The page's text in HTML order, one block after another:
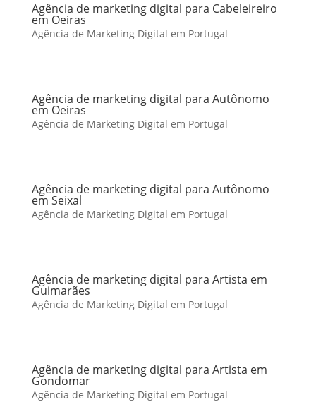
Agência de marketing digital para Cabeleireiro
em Oeiras
Agência de Marketing Digital em Portugal
Agência de marketing digital para Autônomo
em Oeiras
Agência de Marketing Digital em Portugal
Agência de marketing digital para Autônomo
em Seixal
Agência de Marketing Digital em Portugal
Agência de marketing digital para Artista em
Guimarães
Agência de Marketing Digital em Portugal
Agência de marketing digital para Artista em
Gondomar
Agência de Marketing Digital em Portugal